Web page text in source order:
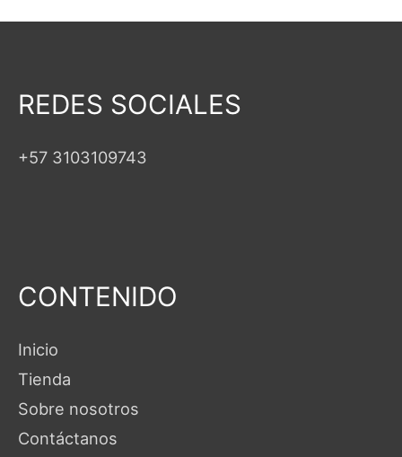
REDES SOCIALES
+57 3103109743
CONTENIDO
Inicio
Tienda
Sobre nosotros
Contáctanos